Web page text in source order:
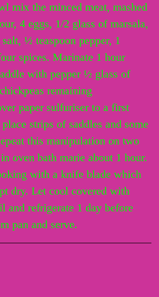
mix the minced meat, mashed
4 eggs, 1/2 glass of marsala,
salt, ½ teaspoon pepper, 1
spices. Marinate 1 hour
with pepper ½ glass of
remaining
paper sulfuriser to a first
strips of saddles and some
this manipulation on two
oven bath marie about 1 hour.
with a knife blade which
dry. Let cool covered with
and refrigerate 1 day before
pan and serve.